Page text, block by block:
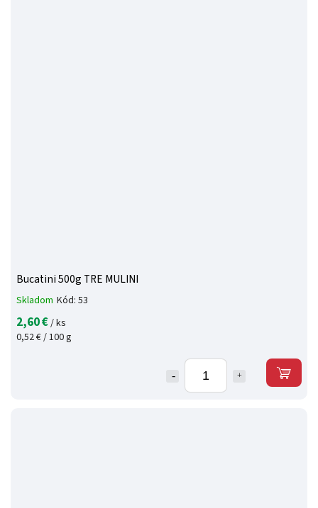
Bucatini 500g TRE MULINI
Skladom Kód: 53
2,60 €/ ks
0,52 € / 100 g